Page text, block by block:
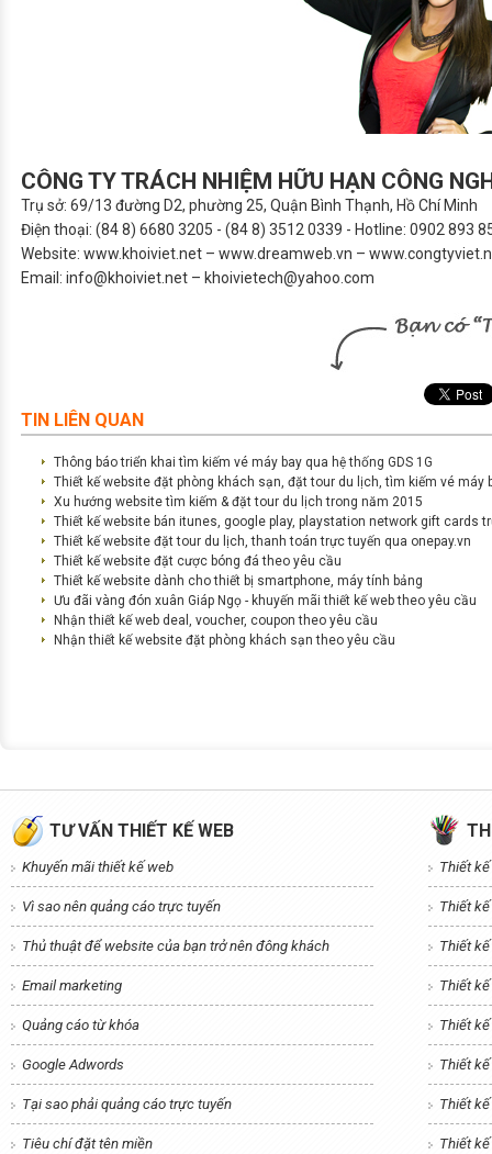
CÔNG TY TRÁCH NHIỆM HỮU HẠN CÔNG
Trụ sở: 69/13 đường D2, phường 25, Quận Bình Thạnh, Hồ Chí Minh
Điện thoại: (84 8) 6680 3205 - (84 8) 3512 0339 - Hotline: 0902 893
Website: www.khoiviet.net – www.dreamweb.vn –
Email: info@khoiviet.net – khoivietech@yahoo.com
TIN LIÊN QUAN
Thông báo triển khai tìm kiếm vé máy bay qua hệ thống GDS 1G
Thiết kế website đặt phòng khách sạn, đặt tour du lịch, tìm kiếm vé máy
Xu hướng website tìm kiếm & đặt tour du lịch trong năm 2015
Thiết kế website bán itunes, google play, playstation network gift cards
Thiết kế website đặt tour du lịch, thanh toán trực tuyến qua onepay.vn
Thiết kế website đặt cược bóng đá theo yêu cầu
Thiết kế website dành cho thiết bị smartphone, máy tính bảng
Ưu đãi vàng đón xuân Giáp Ngọ - khuyến mãi thiết kế web theo yêu cầu
Nhận thiết kế web deal, voucher, coupon theo yêu cầu
Nhận thiết kế website đặt phòng khách sạn theo yêu cầu
TƯ VẤN THIẾT KẾ WEB
Khuyến mãi thiết kế web
Vì sao nên quảng cáo trực tuyến
Thủ thuật để website của bạn trở nên đông khách
Email marketing
Quảng cáo từ khóa
Google Adwords
Tại sao phải quảng cáo trực tuyến
Tiêu chí đặt tên miền
Thiết
Thiết
Thiết
Thiết
Thiết
Thiết
Thiết
Thiết